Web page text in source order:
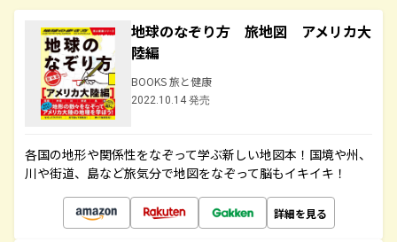
地球のなぞり方 旅地図 アメリカ大
陸編
BOOKS 旅と健康
2022.10.14 発売
各国の地形や関係性をなぞって学ぶ新しい地図本！国境や州、
川や街道、島など旅気分で地図をなぞって脳もイキイキ！
詳細を見る